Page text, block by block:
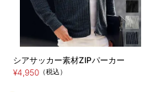
シアサッカー素材ZIPパーカー
¥4,950（税込）